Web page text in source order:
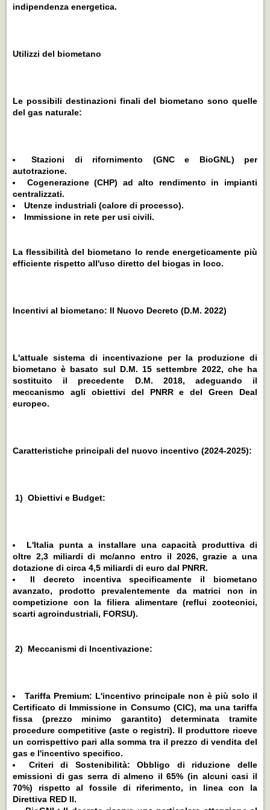
indipendenza energetica.
Utilizzi del biometano
Le possibili destinazioni finali del biometano sono quelle
del gas naturale:
Stazioni di rifornimento (GNC e BioGNL) per
autotrazione.
Cogenerazione (CHP) ad alto rendimento in impianti
centralizzati.
Utenze industriali (calore di processo).
Immissione in rete per usi civili.
La flessibilità del biometano lo rende energeticamente più
efficiente rispetto all'uso diretto del biogas in loco.
Incentivi al biometano: Il Nuovo Decreto (D.M. 2022)
L'attuale sistema di incentivazione per la produzione di
biometano è basato sul D.M. 15 settembre 2022, che ha
sostituito il precedente D.M. 2018, adeguando il
meccanismo agli obiettivi del PNRR e del Green Deal
europeo.
Caratteristiche principali del nuovo incentivo (2024-2025):
1) Obiettivi e Budget:
L'Italia punta a installare una capacità produttiva di
oltre 2,3 miliardi di mc/anno entro il 2026, grazie a una
dotazione di circa 4,5 miliardi di euro dal PNRR.
Il decreto incentiva specificamente il biometano
avanzato, prodotto prevalentemente da matrici non in
competizione con la filiera alimentare (reflui zootecnici,
scarti agroindustriali, FORSU).
2) Meccanismi di Incentivazione:
Tariffa Premium: L'incentivo principale non è più solo il
Certificato di Immissione in Consumo (CIC), ma una tariffa
fissa (prezzo minimo garantito) determinata tramite
procedure competitive (aste o registri). Il produttore riceve
un corrispettivo pari alla somma tra il prezzo di vendita del
gas e l'incentivo specifico.
Criteri di Sostenibilità: Obbligo di riduzione delle
emissioni di gas serra di almeno il 65% (in alcuni casi il
70%) rispetto al fossile di riferimento, in linea con la
Direttiva RED II.